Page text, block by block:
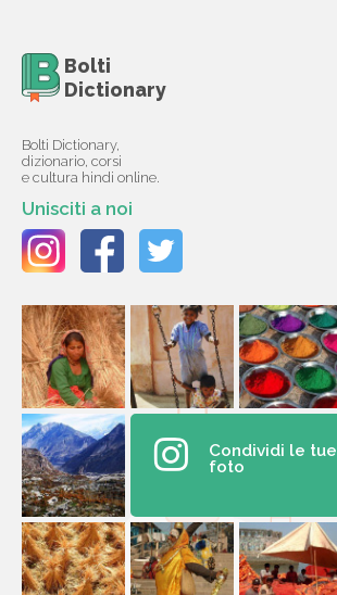
Bolti
Dictionary
Bolti Dictionary,
dizionario, corsi
e cultura hindi online.
Unisciti a noi
Condividi le tue
foto